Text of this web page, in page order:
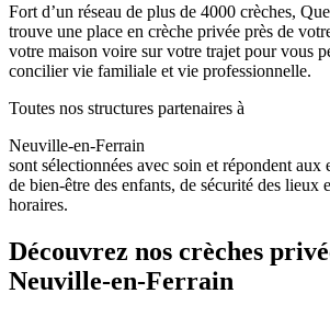
Fort d’un réseau de plus de 4000 crèches,
trouve une place en crèche privée près de
votre maison voire sur votre trajet pour vous
concilier vie familiale et vie professionnelle.
Toutes nos structures partenaires à
Neuville-en-Ferrain
sont sélectionnées avec soin et répondent aux
de bien-être des enfants, de sécurité des lieux
horaires.
Découvrez nos crèches
Neuville-en-Ferrain